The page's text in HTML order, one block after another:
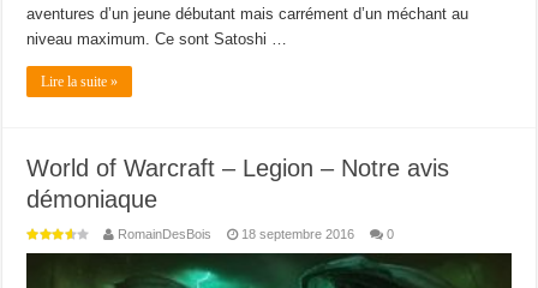
aventures d’un jeune débutant mais carrément d’un méchant au
niveau maximum. Ce sont Satoshi …
Lire la suite »
World of Warcraft – Legion – Notre avis
démoniaque
RomainDesBois 18 septembre 2016 0